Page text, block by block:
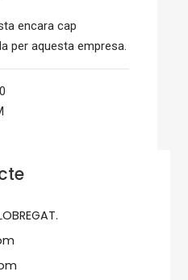
encara cap
per aquesta empresa.